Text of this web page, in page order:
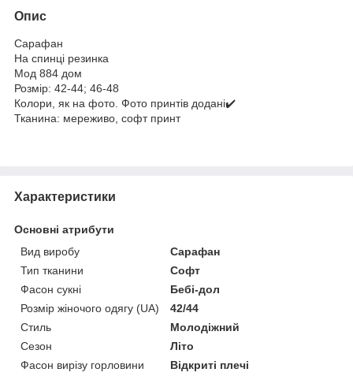
Опис
Сарафан
На спинці резинка
Мод 884 дом
Розмір: 42-44; 46-48
Колори, як на фото. Фото принтів додані✔️
Тканина: мереживо, софт принт
Характеристики
Основні атрибути
Вид виробу
Сарафан
Тип тканини
Софт
Фасон сукні
Бебі-дол
Розмір жіночого одягу (UA)
42/44
Стиль
Молодіжний
Сезон
Літо
Фасон вирізу горловини
Відкриті плечі